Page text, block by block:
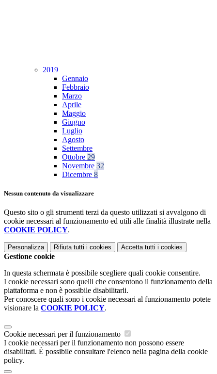
2019
Gennaio
Febbraio
Marzo
Aprile
Maggio
Giugno
Luglio
Agosto
Settembre
Ottobre 29
Novembre 32
Dicembre 8
Nessun contenuto da visualizzare
Questo sito o gli strumenti terzi da questo utilizzati si avvalgono di
cookie necessari al funzionamento ed utili alle finalità illustrate nella
COOKIE POLICY.
Personalizza Rifiuta tutti i cookies Accetta tutti i cookies
Gestione cookie
In questa schermata è possibile scegliere quali cookie consentire.
I cookie necessari sono quelli che consentono il funzionamento della
piattaforma e non è possibile disabilitarli.
Per conoscere quali sono i cookie necessari al funzionamento potete
visionare la COOKIE POLICY.
Cookie necessari per il funzionamento
I cookie necessari per il funzionamento non possono essere
disabilitati. È possibile consultare l'elenco nella pagina della cookie
policy.